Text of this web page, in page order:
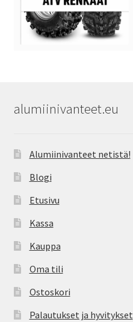
alumiinivanteet.eu
Alumiinivanteet netistä!
Blogi
Etusivu
Kassa
Kauppa
Oma tili
Ostoskori
Palautukset ja hyvitykset